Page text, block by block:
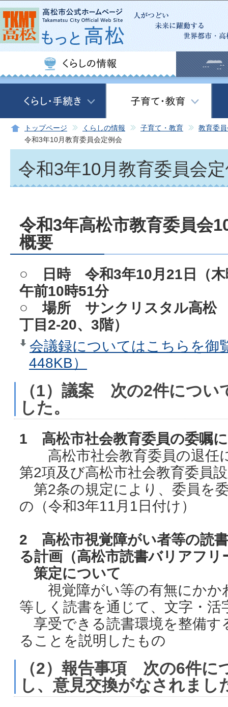
この
トップページ くらしの情報 子育て・教育
教育委
令和3年10月教育委員会定例会
令和3年10月教育委員会
令和3年高松市教育委員会
概要
○ 日時 令和3年10月21日（
午前10時51分
○ 場所 サンクリスタル高松
丁目2-20、3階）
会議録についてはこちらを御
448KB）
（1）議案 次の2件につい
した。
1 高松市社会教育委員の委嘱
高松市社会教育委員の退任
第2項及び高松市社会教育委員
第2条の規定により、委員を
の（令和3年11月1日付け）
2 高松市視覚障がい者等の読
る計画（高松市読書バリアフリ
策定について
視覚障がい等の有無にかか
等しく読書を通じて、文字・活
享受できる読書環境を整備す
ることを説明したもの
（2）報告事項 次の6件に
し、意見交換がなされまし